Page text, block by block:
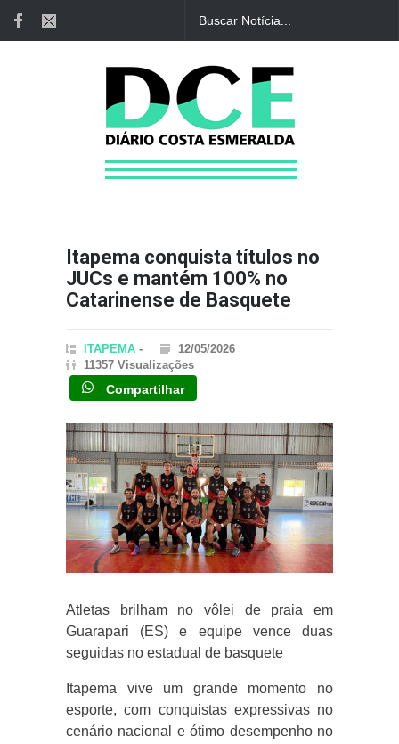
Itapema conquista títulos no
JUCs e mantém 100% no
Catarinense de Basquete
ITAPEMA -
12/05/2026
11357 Visualizações
Compartilhar
Atletas brilham no vôlei de praia em
Guarapari (ES) e equipe vence duas
seguidas no estadual de basquete
Itapema vive um grande momento no
esporte, com conquistas expressivas no
cenário nacional e ótimo desempenho no